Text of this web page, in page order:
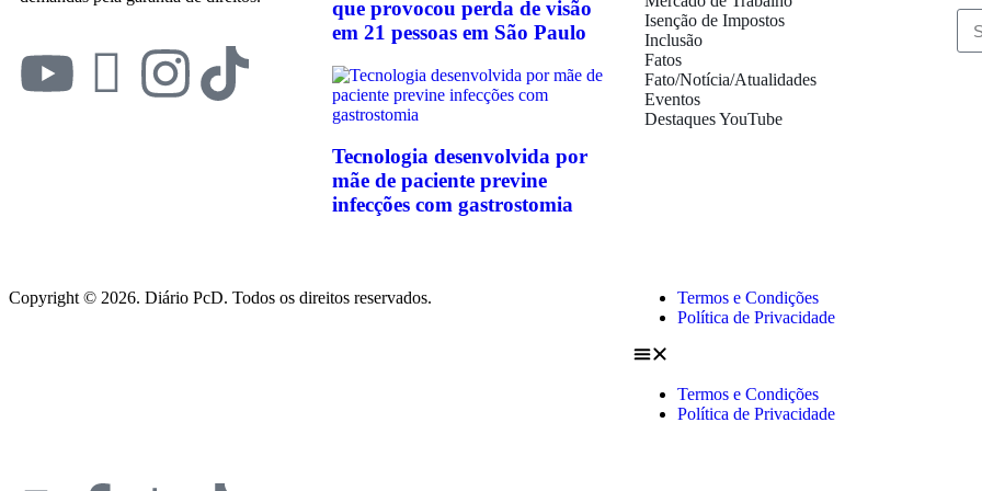
que provocou perda de visão
em 21 pessoas em São Paulo
Tecnologia desenvolvida por
mãe de paciente previne
infecções com gastrostomia
Isenção de Impostos
Inclusão
Fatos
Fato/Notícia/Atualidades
Eventos
Destaques YouTube
Copyright © 2026. Diário PcD. Todos os direitos reservados.
Termos e Condições
Política de Privacidade
Termos e Condições
Política de Privacidade